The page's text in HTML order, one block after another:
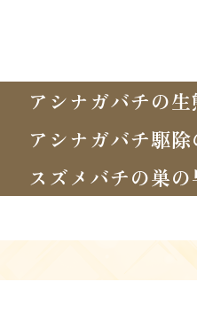
アシナガバチの生
アシナガバチ駆
スズメバチの巣